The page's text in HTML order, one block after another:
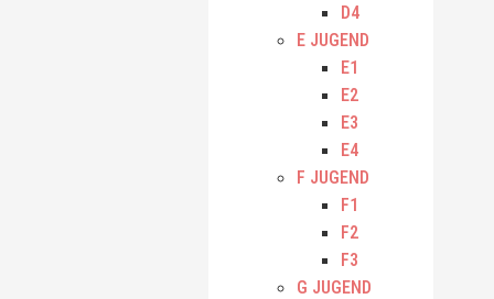
D4
E JUGEND
E1
E2
E3
E4
F JUGEND
F1
F2
F3
G JUGEND